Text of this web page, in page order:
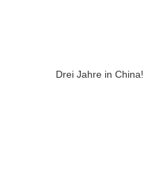
Drei Jahre in China!